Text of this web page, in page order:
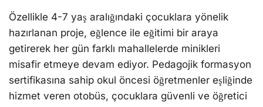
Özellikle 4-7 yaş aralığındaki çocuklara yönelik
hazırlanan proje, eğlence ile eğitimi bir araya
getirerek her gün farklı mahallelerde minikleri
misafir etmeye devam ediyor. Pedagojik formasyon
sertifikasına sahip okul öncesi öğretmenler eşliğinde
hizmet veren otobüs, çocuklara güvenli ve öğretici